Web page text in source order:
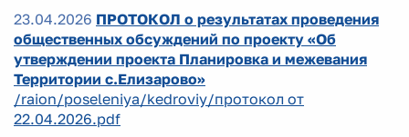
23.04.2026 ПРОТОКОЛ о результатах проведения
общественных обсуждений по проекту «Об
утверждении проекта Планировка и межевания
Территории с.Елизарово»
/raion/poseleniya/kedroviy/протокол от
22.04.2026.pdf